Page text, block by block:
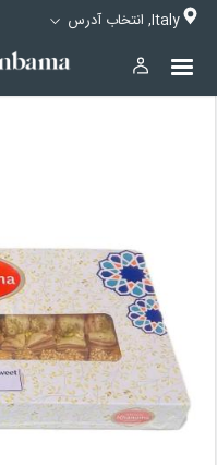
Italy, انتخاب آدرس